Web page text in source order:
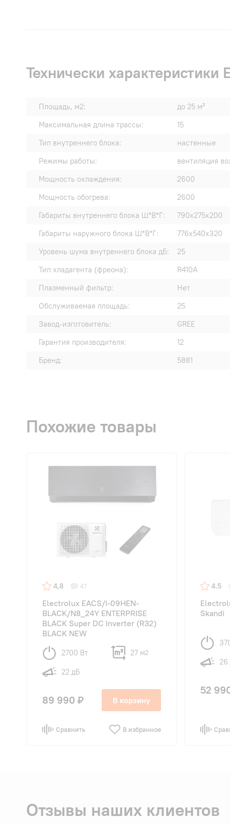
Технически
Площадь, м2:
до 25 м²
Максимальная длина трассы:
15
Тип внутреннего блока:
настенные
Режимы работы:
вентиляция
Мощность охлаждения:
2600
Мощность обогрева:
2600
Габариты внутреннего блока Ш*В*Г:
790x275x200
Габариты наружного блока Ш*В*Г:
776x540x320
Уровень шума внутреннего блока дБ:
25
Тип хладагента (фреона):
R410A
Плазменный фильтр:
Нет
Обслуживаемая площадь:
25
Завод-изготовитель:
GREE
Гарантия производителя:
12
Бренд:
5881
Похожие товары
4,8 47
Electrolux EACS/I-09HEN-
BLACK/N8_24Y ENTERPRISE
BLACK Super DC Inverter (R32)
BLACK NEW
2700 Вт 27 м2
22 дБ
89 990 ₽ В корзину
Сравнить В избранное
4.5
Skandi
26
52
Отзывы наших клиентов